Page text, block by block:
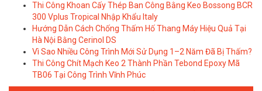
Thi Công Khoan Cấy Thép Ban Công Bằng Keo Bossong BCR
300 Vplus Tropical Nhập Khẩu Italy
Hướng Dẫn Cách Chống Thấm Hố Thang Máy Hiệu Quả Tại
Hà Nội Bằng Cerinol DS
Vì Sao Nhiều Công Trình Mới Sử Dụng 1–2 Năm Đã Bị Thấm?
Thi Công Chít Mạch Keo 2 Thành Phần Tebond Epoxy Mã
TB06 Tại Công Trình Vĩnh Phúc